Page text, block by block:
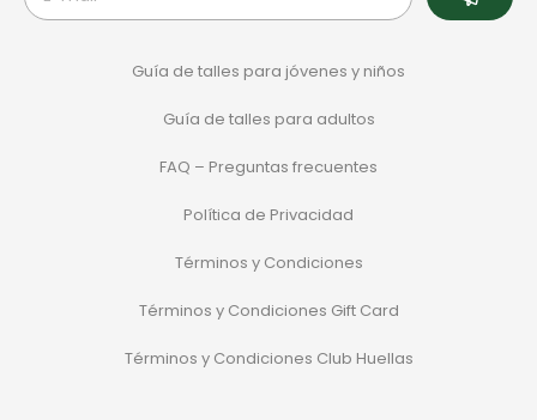
Guía de talles para jóvenes y niños
Guía de talles para adultos
FAQ – Preguntas frecuentes
Política de Privacidad
Términos y Condiciones
Términos y Condiciones Gift Card
Términos y Condiciones Club Huellas